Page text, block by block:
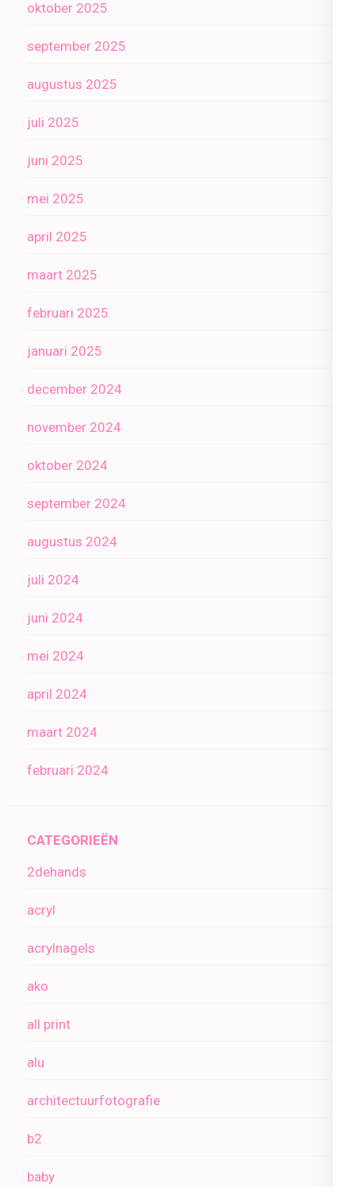
oktober 2025
september 2025
augustus 2025
juli 2025
juni 2025
mei 2025
april 2025
maart 2025
februari 2025
januari 2025
december 2024
november 2024
oktober 2024
september 2024
augustus 2024
juli 2024
juni 2024
mei 2024
april 2024
maart 2024
februari 2024
CATEGORIEËN
2dehands
acryl
acrylnagels
ako
all print
alu
architectuurfotografie
b2
baby